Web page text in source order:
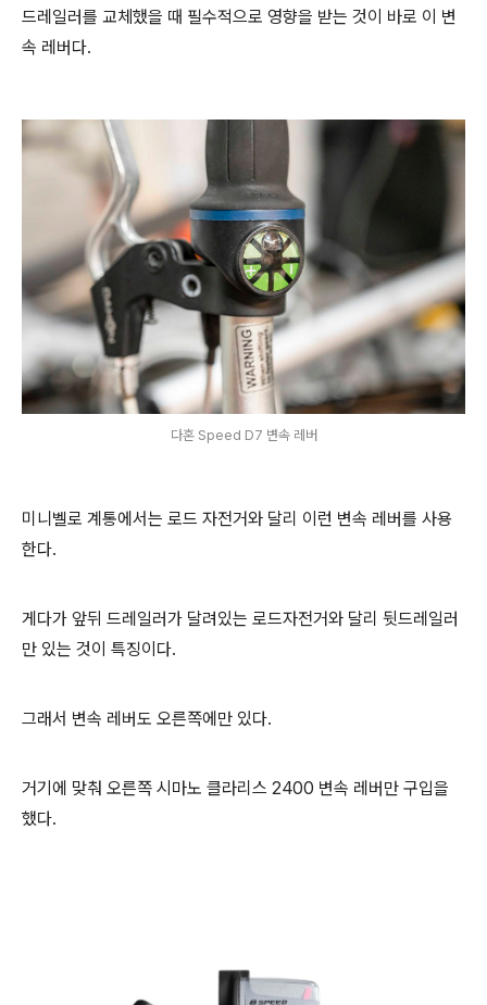
드레일러를 교체했을 때 필수적으로 영향을 받는 것이 바로 이 변
속 레버다.
다혼 Speed D7 변속 레버
미니벨로 계통에서는 로드 자전거와 달리 이런 변속 레버를 사용
한다.
게다가 앞뒤 드레일러가 달려있는 로드자전거와 달리 뒷드레일러
만 있는 것이 특징이다.
그래서 변속 레버도 오른쪽에만 있다.
거기에 맞춰 오른쪽 시마노 클라리스 2400 변속 레버만 구입을
했다.